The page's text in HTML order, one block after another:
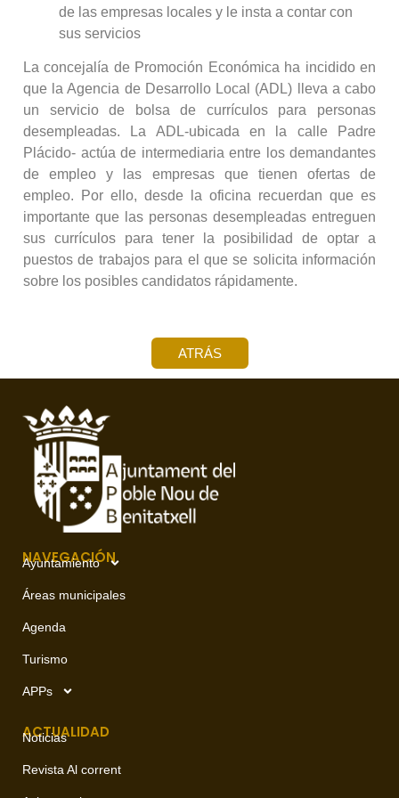
de las empresas locales y le insta a contar con
sus servicios
La concejalía de Promoción Económica ha incidido en
que la Agencia de Desarrollo Local (ADL) lleva a cabo
un servicio de bolsa de currículos para personas
desempleadas. La ADL-ubicada en la calle Padre
Plácido- actúa de intermediaria entre los demandantes
de empleo y las empresas que tienen ofertas de
empleo. Por ello, desde la oficina recuerdan que es
importante que las personas desempleadas entreguen
sus currículos para tener la posibilidad de optar a
puestos de trabajos para el que se solicita información
sobre los posibles candidatos rápidamente.
ATRÁS
NAVEGACIÓN
Ayuntamiento
Áreas municipales
Agenda
Turismo
APPs
ACTUALIDAD
Noticias
Revista Al corrent